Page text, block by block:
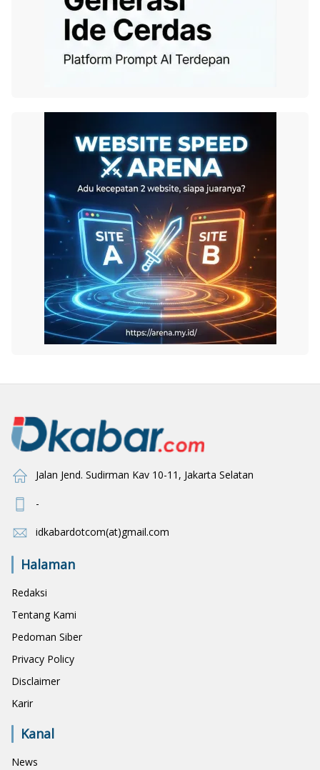
Jalan Jend. Sudirman Kav 10-11, Jakarta Selatan
-
idkabardotcom(at)gmail.com
Halaman
Redaksi
Tentang Kami
Pedoman Siber
Privacy Policy
Disclaimer
Karir
Kanal
News